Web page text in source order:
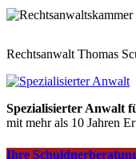
Rechtsanwalt Thomas
Spezialisierter Anwalt
mit mehr als 10 Jahren
Ihre